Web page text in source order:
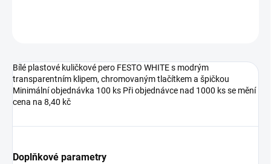
Bílé plastové kuličkové pero FESTO WHITE s modrým
transparentním klipem, chromovaným tlačítkem a špičkou
Minimální objednávka 100 ks Při objednávce nad 1000 ks se mění
cena na 8,40 kč
Doplňkové parametry